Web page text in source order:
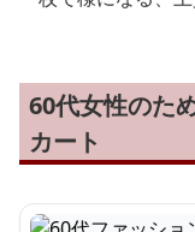
60代女性のた
カート